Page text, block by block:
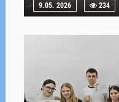
9.05. 2026 234